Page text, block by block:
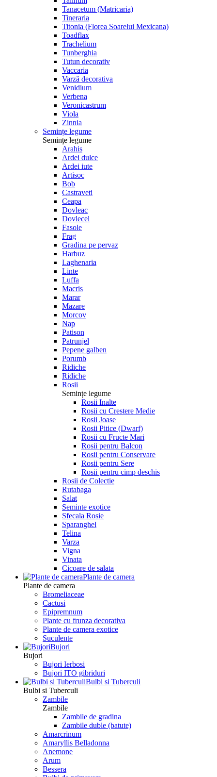
Tanacetum (Matricaria)
Tineraria
Titonia (Florea Soarelui Mexicana)
Toadflax
Trachelium
Tunberghia
Tutun decorativ
Vaccaria
Varză decorativa
Venidium
Verbena
Veronicastrum
Viola
Zinnia
Semințe legume
Semințe legume
Arahis
Ardei dulce
Ardei iute
Artisoc
Bob
Castraveti
Ceapa
Dovleac
Dovlecel
Fasole
Frag
Gradina pe pervaz
Harbuz
Laghenaria
Linte
Luffa
Macris
Marar
Mazare
Morcov
Nap
Patison
Patrunjel
Pepene galben
Porumb
Ridiche
Ridiche
Rosii
Semințe legume
Rosii Inalte
Rosii cu Crestere Medie
Rosii Joase
Rosii Pitice (Dwarf)
Rosii cu Fructe Mari
Rosii pentru Balcon
Rosii pentru Conservare
Rosii pentru Sere
Rosii pentru cimp deschis
Rosii de Colectie
Rutabaga
Salat
Seminte exotice
Sfecala Rosie
Sparanghel
Telina
Varza
Vigna
Vinata
Сicoare de salata
Plante de camera
Plante de camera
Bromeliaceae
Cactusi
Epipremnum
Plante cu frunza decorativa
Plante de camera exotice
Suculente
Bujori
Bujori
Bujori Ierbosi
Bujori ITO gibriduri
Bulbi si Tuberculi
Bulbi si Tuberculi
Zambile
Zambile
Zambile de gradina
Zambile duble (batute)
Amarcrinum
Amaryllis Belladonna
Anemone
Arum
Bessera